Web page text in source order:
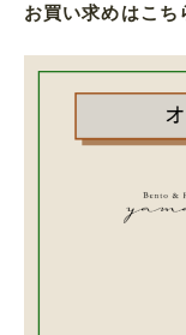
お買い求めはこち